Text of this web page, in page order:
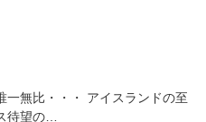
一無比・・・ アイスランドの至
待望の…